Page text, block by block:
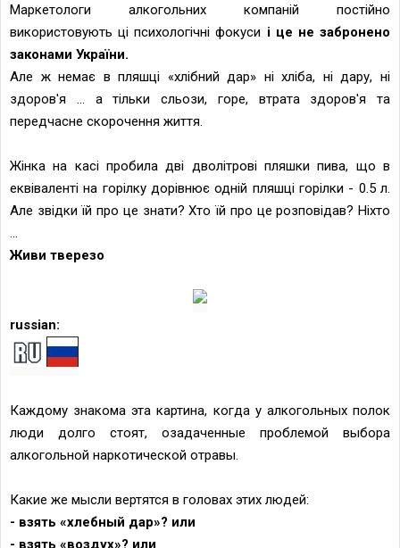
Маркетологи алкогольних компаній постійно
використовують ці психологічні фокуси і це не забронено
законами України.
Але ж немає в пляшці «хлібний дар» ні хліба, ні дару, ні
здоров'я ... а тільки сльози, горе, втрата здоров'я та
передчасне скорочення життя.
Жінка на касі пробила дві дволітрові пляшки пива, що в
еквіваленті на горілку дорівнює одній пляшці горілки - 0.5 л
Але звідки їй про це знати? Хто їй про це розповідав? Ніхто
Живи тверезо
russian:
Каждому знакома эта картина, когда у алкогольных полок
люди долго стоят, озадаченные проблемой выбора
алкогольной наркотической отравы.
Какие же мысли вертятся в головах этих людей:
- взять «хлебный дар»? или
- взять «воздух»? или